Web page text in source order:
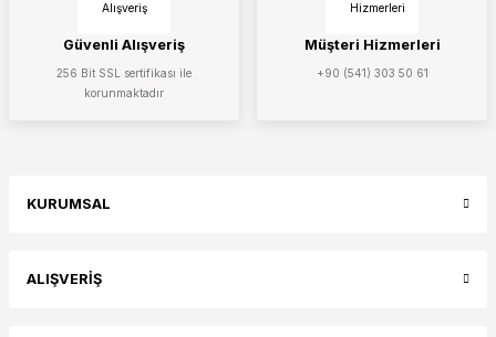
Güvenli Alışveriş
256 Bit SSL sertifikası ile
korunmaktadır
Müşteri Hizmerleri
+90 (541) 303 50 61
KURUMSAL
ALIŞVERİŞ